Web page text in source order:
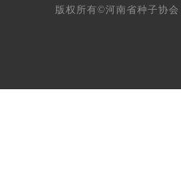
版权所有©河南省种子协